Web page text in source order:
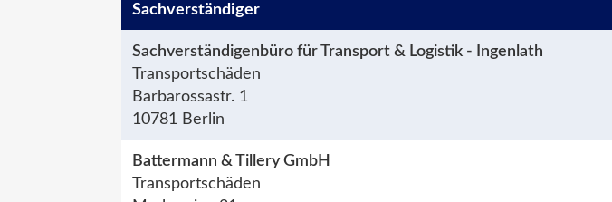
Sachver­ständiger
Sachverständigenbüro für Transport & Logistik - Ingenlath
Transportschäden
Barbarossastr. 1
10781 Berlin
Battermann & Tillery GmbH
Transportschäden